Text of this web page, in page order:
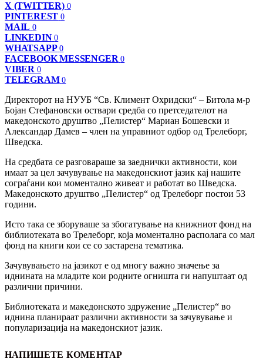
X (TWITTER) 0
PINTEREST 0
MAIL 0
LINKEDIN 0
WHATSAPP 0
FACEBOOK MESSENGER 0
VIBER 0
TELEGRAM 0
Директорот на НУУБ “Св. Климент Охридски“ – Битола м-р
Бојан Стефановски оствари средба со претседателот на
македонското друштво „Пелистер“ Мариан Бошевски и
Александар Дамев – член на управниот одбор од Трелеборг,
Шведска.
На средбата се разговараше за заеднички активности, кои
имаат за цел зачувување на македонскиот јазик кај нашите
сограѓани кои моментално живеат и работат во Шведска.
Македонското друштво „Пелистер“ од Трелеборг постои 53
години.
Исто така се зборуваше за збогатување на книжниот фонд на
библиотеката во Трелеборг, која моментално располага со мал
фонд на книги кои се со застарена тематика.
Зачувувањето на јазикот е од многу важно значење за
иднината на младите кои родните огништа ги напуштаат од
различни причини.
Библиотеката и македонското здружение „Пелистер“ во
иднина планираат различни активности за зачувување и
популаризација на македонскиот јазик.
НАПИШЕТЕ КОМЕНТАР